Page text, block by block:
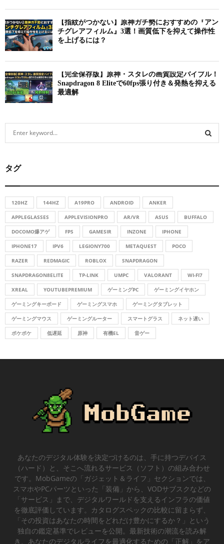
【指紋がつかない】原神ガチ勢におすすめの『アン
チグレアフィルム』3選！画質低下を抑えて操作性
を上げるには？
【完全保存版】原神・スタレの画質設定バイブル！
Snapdragon 8 Eliteで60fps張り付き＆発熱を抑える
最適解
c
r
:
R
タグ
120HZ 144HZ A19PRO ANDROID ANKER
APPLEGLASSES APPLEVISIONPRO AR/VR ASUS BUFFALO
DOCOMO爆アゲ FPS GAMESIR INZONE IPHONE
IPHONE17 IPV6 LEGIONY700 METAQUEST POCO
RAZER REDMAGIC ROBLOX SNAPDRAGON
SNAPDRAGON8ELITE TP-LINK UMPC VALORANT WI-FI7
XREAL YOUTUBEPREMIUM ゲーミングPC ゲーミングイヤホン
ゲーミングキーボード ゲーミングスマホ ゲーミングタブレット
ゲーミングマウス ゲーミングルーター スマートグラス ネット遅い
ポケポケ 低遅延 原神 有機EL 音ゲー
あなたのデジタル体験を決定づけるのは、手に持つデバイス
（ハード）と、そこへ流れるサービス（ソフト）の組み合わせ
です。MobGameの「ガジェット＆ライフ」セクションでは、
スマホやPCパーツといった「装備」から、VODサブスクなどの
「サービス」まで、デジタルワールドを支えるインフラの価値
を徹底評価しています。カタログスペックの比較に留まらず、
「その投資はあなたの時間をどれだけ豊かにするか？」という
独自の鑑定基準でレビューを公開。最新技術の潮流を読み解
き、あなたのデジタルライフを最適化するための「正解」をア